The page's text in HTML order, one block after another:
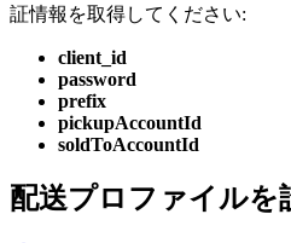
証情報を取得してください:
client_id
password
prefix
pickupAccountId
soldToAccountId
配送プロファイルを